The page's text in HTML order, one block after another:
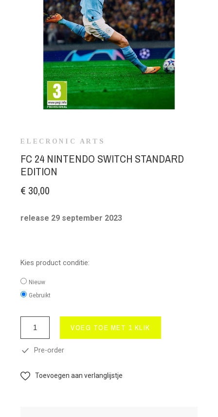
ELECRONIC ARTS
FC 24 NINTENDO SWITCH STANDARD
EDITION
€ 30,00
release 29 september 2023
Kies product conditie:
Nieuw
Gebruikt
VOEG TOE MET 1 KLIK
Pre-order
Toevoegen aan verlanglijstje